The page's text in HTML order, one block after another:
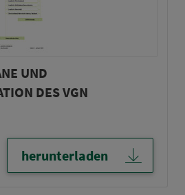
UND
DES VGN
herunterladen